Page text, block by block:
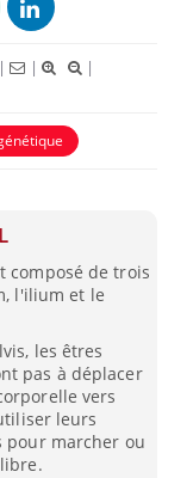
| |
|
composé de trois
l'ilium et le
les êtres
pas à déplacer
vers
leurs
pour marcher ou